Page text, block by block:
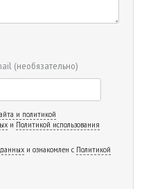
(необязательно)
и политикой
и Политикой использования
данных и ознакомлен с Политикой